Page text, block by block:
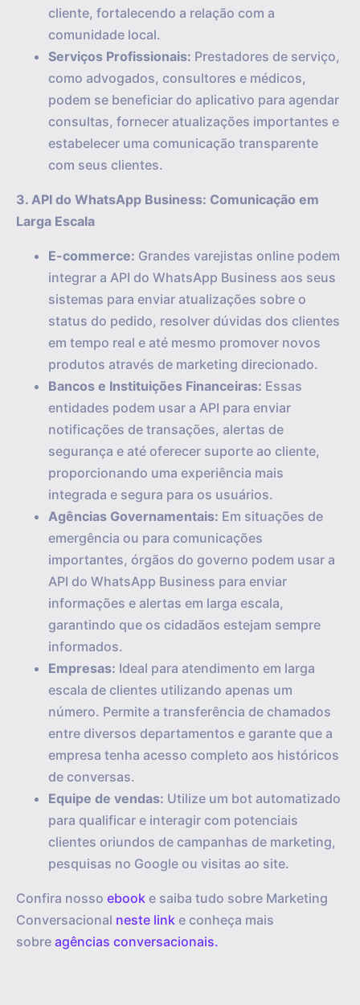
cliente, fortalecendo a relação com a
comunidade local.
Serviços Profissionais: Prestadores de serviço,
como advogados, consultores e médicos,
podem se beneficiar do aplicativo para agendar
consultas, fornecer atualizações importantes e
estabelecer uma comunicação transparente
com seus clientes.
3. API do WhatsApp Business: Comunicação em
Larga Escala
E-commerce: Grandes varejistas online podem
integrar a API do WhatsApp Business aos seus
sistemas para enviar atualizações sobre o
status do pedido, resolver dúvidas dos clientes
em tempo real e até mesmo promover novos
produtos através de marketing direcionado.
Bancos e Instituições Financeiras: Essas
entidades podem usar a API para enviar
notificações de transações, alertas de
segurança e até oferecer suporte ao cliente,
proporcionando uma experiência mais
integrada e segura para os usuários.
Agências Governamentais: Em situações de
emergência ou para comunicações
importantes, órgãos do governo podem usar a
API do WhatsApp Business para enviar
informações e alertas em larga escala,
garantindo que os cidadãos estejam sempre
informados.
Empresas: Ideal para atendimento em larga
escala de clientes utilizando apenas um
número. Permite a transferência de chamados
entre diversos departamentos e garante que a
empresa tenha acesso completo aos históricos
de conversas.
Equipe de vendas: Utilize um bot automatizado
para qualificar e interagir com potenciais
clientes oriundos de campanhas de marketing,
pesquisas no Google ou visitas ao site.
Confira nosso ebook e saiba tudo sobre Marketing
Conversacional neste link e conheça mais
sobre agências conversacionais.